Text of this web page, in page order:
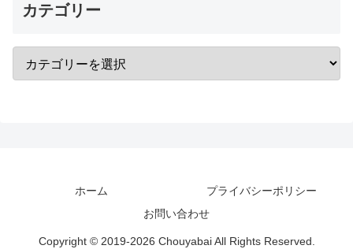
カテゴリー
ホーム
プライバシーポリシー
お問い合わせ
Copyright © 2019-2026 Chouyabai All Rights Reserved.